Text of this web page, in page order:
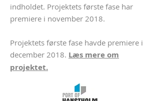
indholdet. Projektets første fase har
premiere i november 2018.
Projektets første fase havde premiere i
december 2018. Læs mere om
projektet.